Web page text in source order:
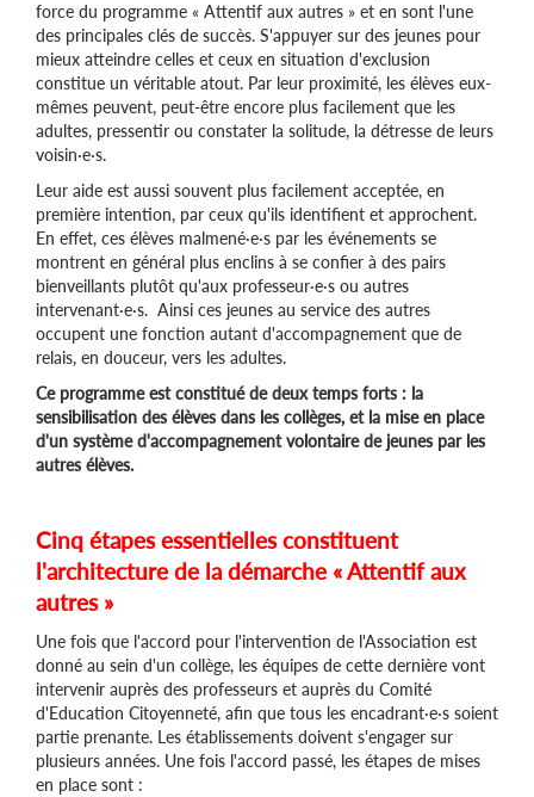
force du programme « Attentif aux autres » et en sont l'une
des principales clés de succès. S'appuyer sur des jeunes pour
mieux atteindre celles et ceux en situation d'exclusion
constitue un véritable atout. Par leur proximité, les élèves eux-
mêmes peuvent, peut-être encore plus facilement que les
adultes, pressentir ou constater la solitude, la détresse de leurs
voisin·e·s.
Leur aide est aussi souvent plus facilement acceptée, en
première intention, par ceux qu'ils identifient et approchent.
En effet, ces élèves malmené·e·s par les événements se
montrent en général plus enclins à se confier à des pairs
bienveillants plutôt qu'aux professeur·e·s ou autres
intervenant·e·s. Ainsi ces jeunes au service des autres
occupent une fonction autant d'accompagnement que de
relais, en douceur, vers les adultes.
Ce programme est constitué de deux temps forts : la
sensibilisation des élèves dans les collèges, et la mise en place
d'un système d'accompagnement volontaire de jeunes par les
autres élèves.
Cinq étapes essentielles constituent
l'architecture de la démarche « Attentif aux
autres »
Une fois que l'accord pour l'intervention de l'Association est
donné au sein d'un collège, les équipes de cette dernière vont
intervenir auprès des professeurs et auprès du Comité
d'Education Citoyenneté, afin que tous les encadrant·e·s soient
partie prenante. Les établissements doivent s'engager sur
plusieurs années. Une fois l'accord passé, les étapes de mises
en place sont :